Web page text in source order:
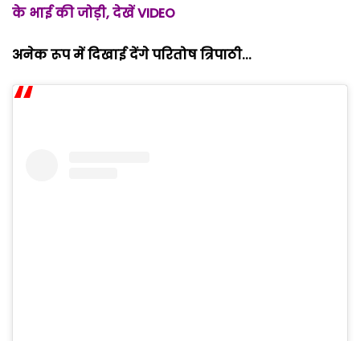
के भाई की जोड़ी, देखें VIDEO
अनेक रूप में दिखाई देंगे परितोष त्रिपाठी...